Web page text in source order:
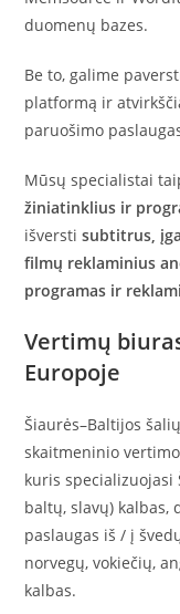
duomenų bazes.
Be to, galime
platformą ir
paruošimo
Mūsų specialistai
žiniatinklius ir
išverstisubtitrus,
filmų reklaminius
programas ir
Vertimų
Europoje
Šiaurės–Baltijos
skaitmeninio
kuris specializuojasi
baltų, slavų) kalbas,
paslaugas iš / į
norvegų, vokiečių,
kalbas.